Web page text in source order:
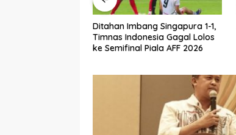
Ditahan Imbang Singapura 1-1,
Timnas Indonesia Gagal Lolos
ke Semifinal Piala AFF 2026